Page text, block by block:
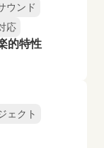
ウンド
応
的特性
ェクト